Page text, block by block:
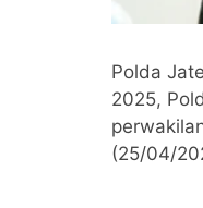
Polda
2025,
(25/04/